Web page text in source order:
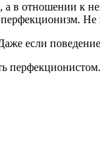
а в отношении
Не
если